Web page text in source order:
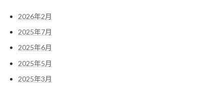
2026年2月
2025年7月
2025年6月
2025年5月
2025年3月